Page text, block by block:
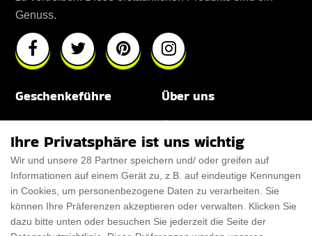
Genuss.
Geschenkeführe
Für Haustiere
ThanksGiving
Über uns
Rabattcode
Trendiger Rabattcode
Black Friday
Ihre Privatsphäre ist uns wichtig
Wir und unsere 28 Partner speichern und/ oder greifen auf
Informationen auf einem Gerät zu, z.B. auf eindeutige Kennungen
in Cookies, um personenbezogene Daten zu verarbeiten. Sie
können Ihre Präferenzen akzeptieren oder verwalten. Klicken Sie
dazu bitte unten oder besuchen Sie jederzeit die Seite der